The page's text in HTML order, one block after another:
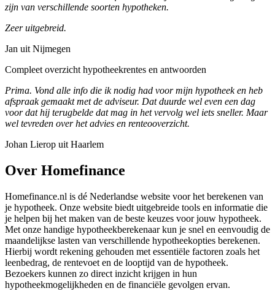
zijn van verschillende soorten hypotheken.
Zeer uitgebreid.
Jan uit Nijmegen
Compleet overzicht hypotheekrentes en antwoorden
Prima. Vond alle info die ik nodig had voor mijn hypotheek en heb
afspraak gemaakt met de adviseur. Dat duurde wel even een dag
voor dat hij terugbelde dat mag in het vervolg wel iets sneller. Maar
wel tevreden over het advies en renteooverzicht.
Johan Lierop uit Haarlem
Over Homefinance
Homefinance.nl is dé Nederlandse website voor het berekenen van
je hypotheek. Onze website biedt uitgebreide tools en informatie die
je helpen bij het maken van de beste keuzes voor jouw hypotheek.
Met onze handige hypotheekberekenaar kun je snel en eenvoudig de
maandelijkse lasten van verschillende hypotheekopties berekenen.
Hierbij wordt rekening gehouden met essentiële factoren zoals het
leenbedrag, de rentevoet en de looptijd van de hypotheek.
Bezoekers kunnen zo direct inzicht krijgen in hun
hypotheekmogelijkheden en de financiële gevolgen ervan.